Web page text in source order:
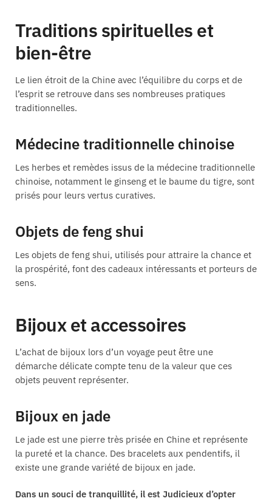
Traditions spirituelles et
bien-être
Le lien étroit de la Chine avec l’équilibre du corps et de
l’esprit se retrouve dans ses nombreuses pratiques
traditionnelles.
Médecine traditionnelle chinoise
Les herbes et remèdes issus de la médecine traditionnelle
chinoise, notamment le ginseng et le baume du tigre, sont
prisés pour leurs vertus curatives.
Objets de feng shui
Les objets de feng shui, utilisés pour attraire la chance et
la prospérité, font des cadeaux intéressants et porteurs de
sens.
Bijoux et accessoires
L’achat de bijoux lors d’un voyage peut être une
démarche délicate compte tenu de la valeur que ces
objets peuvent représenter.
Bijoux en jade
Le jade est une pierre très prisée en Chine et représente
la pureté et la chance. Des bracelets aux pendentifs, il
existe une grande variété de bijoux en jade.
Dans un souci de tranquillité, il est Judicieux d’opter